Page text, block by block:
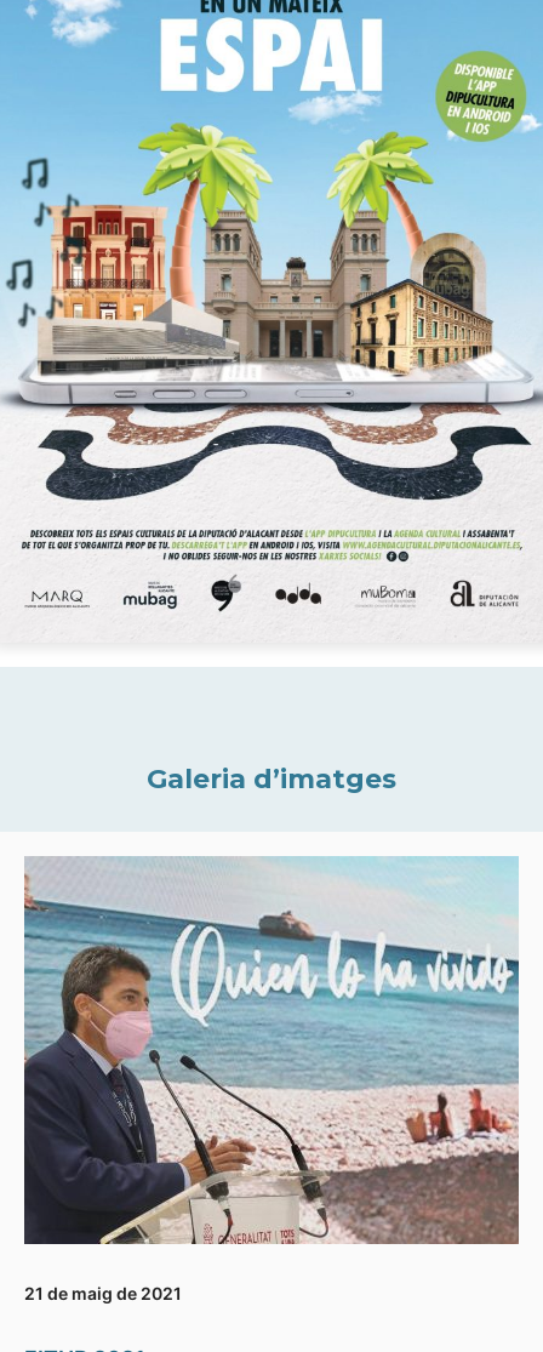
Galeria d’imatges
21 de maig de 2021